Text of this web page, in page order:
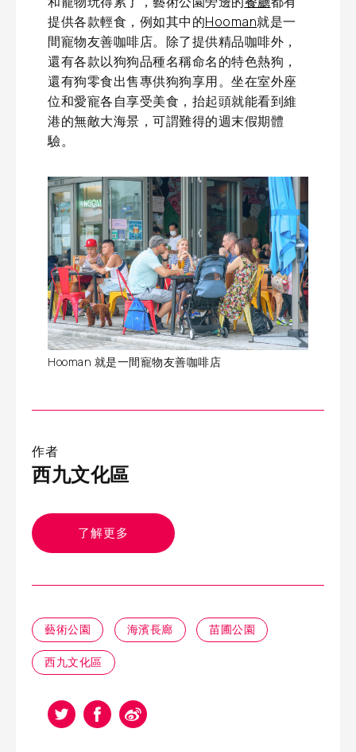
提供各款輕食，例如其中的Hooman就是一
間寵物友善咖啡店。除了提供精品咖啡外，
還有各款以狗狗品種名稱命名的特色熱狗，
還有狗零食出售專供狗狗享用。坐在室外座
位和愛寵各自享受美食，抬起頭就能看到維
港的無敵大海景，可謂難得的週末假期體
驗。
Hooman 就是一間寵物友善咖啡店
作者
西九文化區
了解更多
藝術公園 海濱長廊 苗圃公園
西九文化區